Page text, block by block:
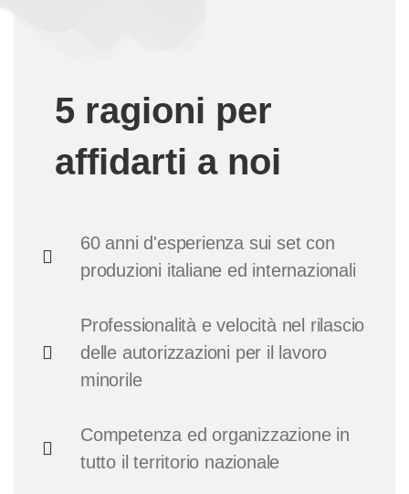
5 ragioni per
affidarti a noi
60 anni d'esperienza sui set con
produzioni italiane ed internazionali
Professionalità e velocità nel rilascio
delle autorizzazioni per il lavoro
minorile
Competenza ed organizzazione in
tutto il territorio nazionale